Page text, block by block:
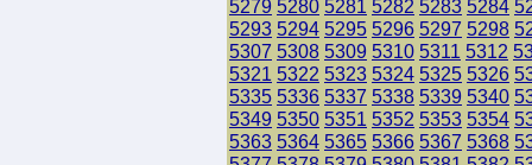
5279 5280 5281 5282 5283 5284
5293 5294 5295 5296 5297 5298
5307 5308 5309 5310 5311 5312
5321 5322 5323 5324 5325 5326
5335 5336 5337 5338 5339 5340
5349 5350 5351 5352 5353 5354
5363 5364 5365 5366 5367 5368